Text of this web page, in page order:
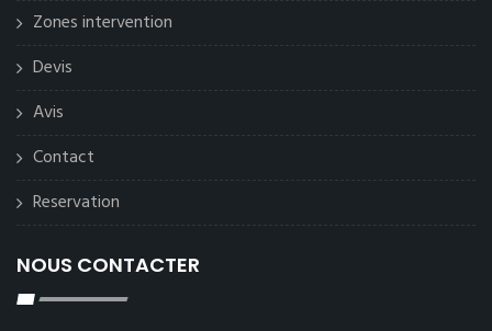
Zones intervention
Devis
Avis
Contact
Reservation
NOUS CONTACTER